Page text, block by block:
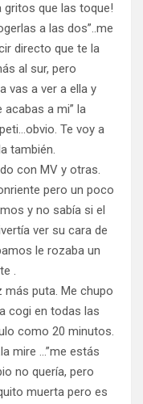
gritos que las toque!
a las dos”..me
directo que te la
al sur, pero
vas a ver a ella y
a mi” la
Te voy a
también.
con MV y otras.
pero un poco
y no sabía si el
ver su cara de
le rozaba un
.
más puta. Me chupo
cogi en todas las
como 20 minutos.
mire …”me estás
no quería, pero
muerta pero es